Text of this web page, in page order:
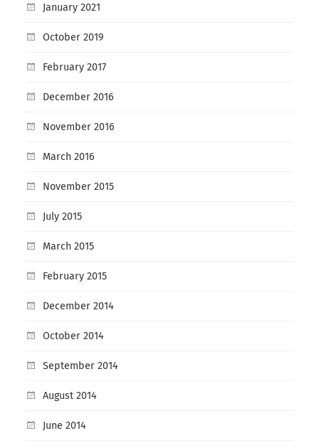
January 2021
October 2019
February 2017
December 2016
November 2016
March 2016
November 2015
July 2015
March 2015
February 2015
December 2014
October 2014
September 2014
August 2014
June 2014